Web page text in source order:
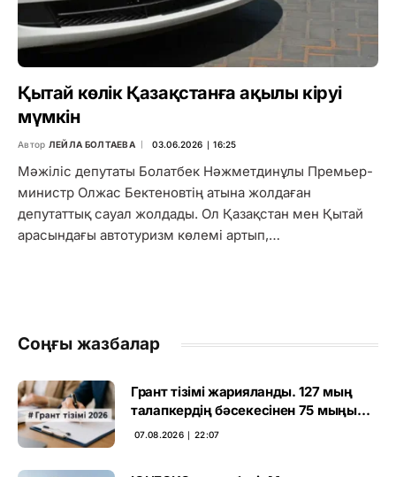
Қытай көлік Қазақстанға ақылы кіруі
мүмкін
Автор ЛЕЙЛА БОЛТАЕВА 03.06.2026 ∣ 16:25
Мәжіліс депутаты Болатбек Нәжметдинұлы Премьер-
министр Олжас Бектеновтің атына жолдаған
депутаттық сауал жолдады. Ол Қазақстан мен Қытай
арасындағы автотуризм көлемі артып,…
Соңғы жазбалар
Грант тізімі жарияланды. 127 мың
талапкердің бәсекесінен 75 мыңы
өтті
07.08.2026 ∣ 22:07